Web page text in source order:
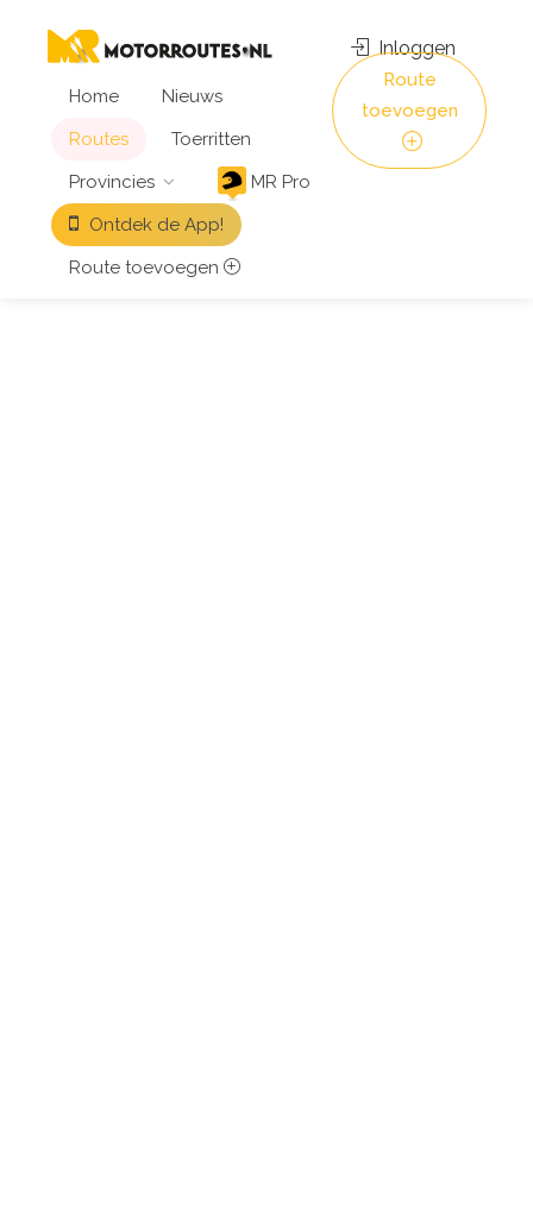
Home
Nieuws
Routes
Toerritten
Provincies
MR Pro
Ontdek de App!
Route toevoegen
Inloggen
Route
toevoegen